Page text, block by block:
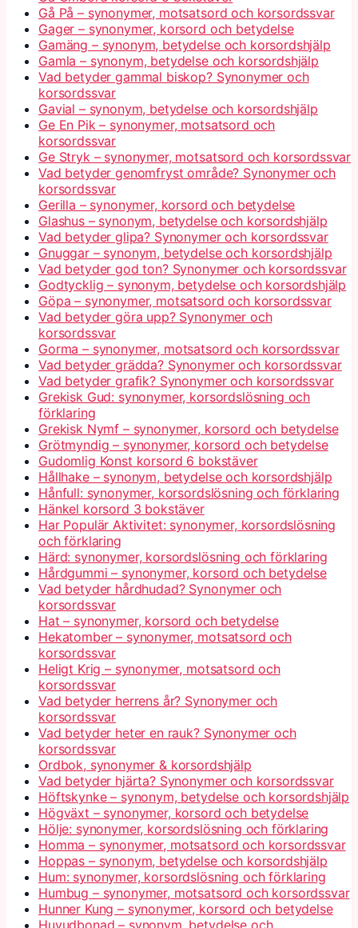
Gå På – synonymer, motsatsord och korsordssvar
Gager – synonymer, korsord och betydelse
Gamäng – synonym, betydelse och korsordshjälp
Gamla – synonym, betydelse och korsordshjälp
Vad betyder gammal biskop? Synonymer och
korsordssvar
Gavial – synonym, betydelse och korsordshjälp
Ge En Pik – synonymer, motsatsord och
korsordssvar
Ge Stryk – synonymer, motsatsord och korsordssvar
Vad betyder genomfryst område? Synonymer och
korsordssvar
Gerilla – synonymer, korsord och betydelse
Glashus – synonym, betydelse och korsordshjälp
Vad betyder glipa? Synonymer och korsordssvar
Gnuggar – synonym, betydelse och korsordshjälp
Vad betyder god ton? Synonymer och korsordssvar
Godtycklig – synonym, betydelse och korsordshjälp
Göpa – synonymer, motsatsord och korsordssvar
Vad betyder göra upp? Synonymer och
korsordssvar
Gorma – synonymer, motsatsord och korsordssvar
Vad betyder grädda? Synonymer och korsordssvar
Vad betyder grafik? Synonymer och korsordssvar
Grekisk Gud: synonymer, korsordslösning och
förklaring
Grekisk Nymf – synonymer, korsord och betydelse
Grötmyndig – synonymer, korsord och betydelse
Gudomlig Konst korsord 6 bokstäver
Hållhake – synonym, betydelse och korsordshjälp
Hånfull: synonymer, korsordslösning och förklaring
Hänkel korsord 3 bokstäver
Har Populär Aktivitet: synonymer, korsordslösning
och förklaring
Härd: synonymer, korsordslösning och förklaring
Hårdgummi – synonymer, korsord och betydelse
Vad betyder hårdhudad? Synonymer och
korsordssvar
Hat – synonymer, korsord och betydelse
Hekatomber – synonymer, motsatsord och
korsordssvar
Heligt Krig – synonymer, motsatsord och
korsordssvar
Vad betyder herrens år? Synonymer och
korsordssvar
Vad betyder heter en rauk? Synonymer och
korsordssvar
Ordbok, synonymer & korsordshjälp
Vad betyder hjärta? Synonymer och korsordssvar
Höftskynke – synonym, betydelse och korsordshjälp
Högväxt – synonymer, korsord och betydelse
Hölje: synonymer, korsordslösning och förklaring
Homma – synonymer, motsatsord och korsordssvar
Hoppas – synonym, betydelse och korsordshjälp
Hum: synonymer, korsordslösning och förklaring
Humbug – synonymer, motsatsord och korsordssvar
Hunner Kung – synonymer, korsord och betydelse
Huvudbonad – synonym, betydelse och